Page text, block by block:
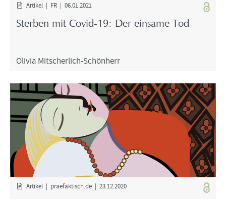
Ar­ti­kel | FR | 06.01.2021
Ster­ben mit Covid-​19: Der ein­sa­me Tod
Oli­via Mitscherlich-​Schönherr
Ar­ti­kel | prae­fak­tisch.de | 23.12.2020